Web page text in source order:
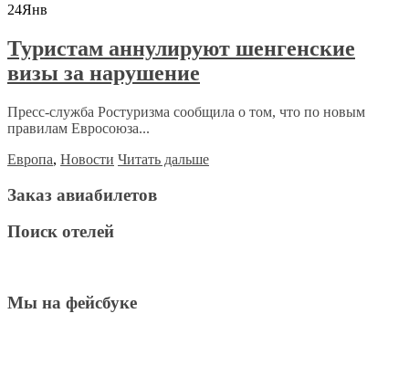
24Янв
Туристам аннулируют шенгенские
визы за нарушение
Пресс-служба Ростуризма сообщила о том, что по новым
правилам Евросоюза...
Европа, Новости Читать дальше
Заказ авиабилетов
Поиск отелей
Мы на фейсбуке